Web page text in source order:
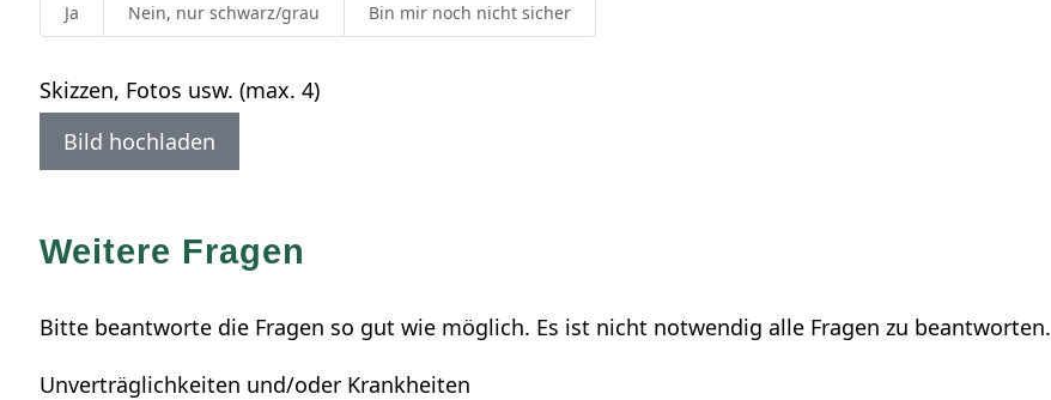
Ja Nein, nur schwarz/grau Bin mir noch nicht sicher
Skizzen, Fotos usw. (max. 4)
Bild hochladen
Weitere Fragen
Bitte beantworte die Fragen so gut wie möglich. Es ist nicht notwendig alle Fragen zu beantworten.
Unverträglichkeiten und/oder Krankheiten